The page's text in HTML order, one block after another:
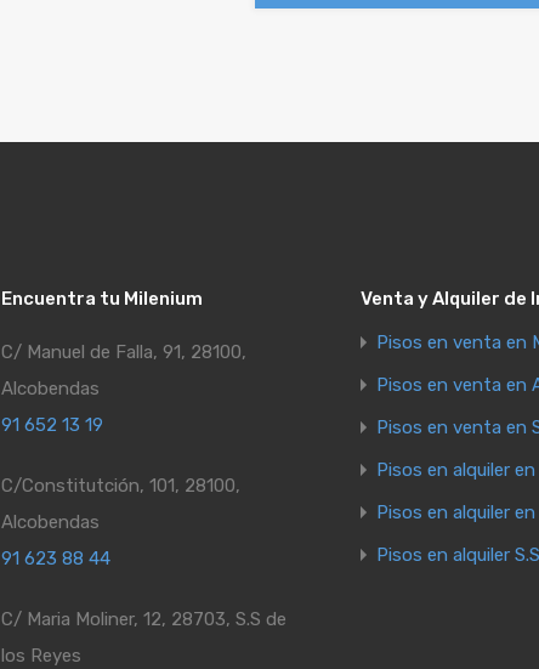
Encuentra tu Milenium
C/ Manuel de Falla, 91, 28100,
Alcobendas
91 652 13 19
C/Constitutción, 101, 28100,
Alcobendas
91 623 88 44
C/ Maria Moliner, 12, 28703, S.S de
los Reyes
Venta y Alquiler de
Pisos en venta en
Pisos en venta en
Pisos en venta en
Pisos en alquiler
Pisos en alquiler
Pisos en alquiler